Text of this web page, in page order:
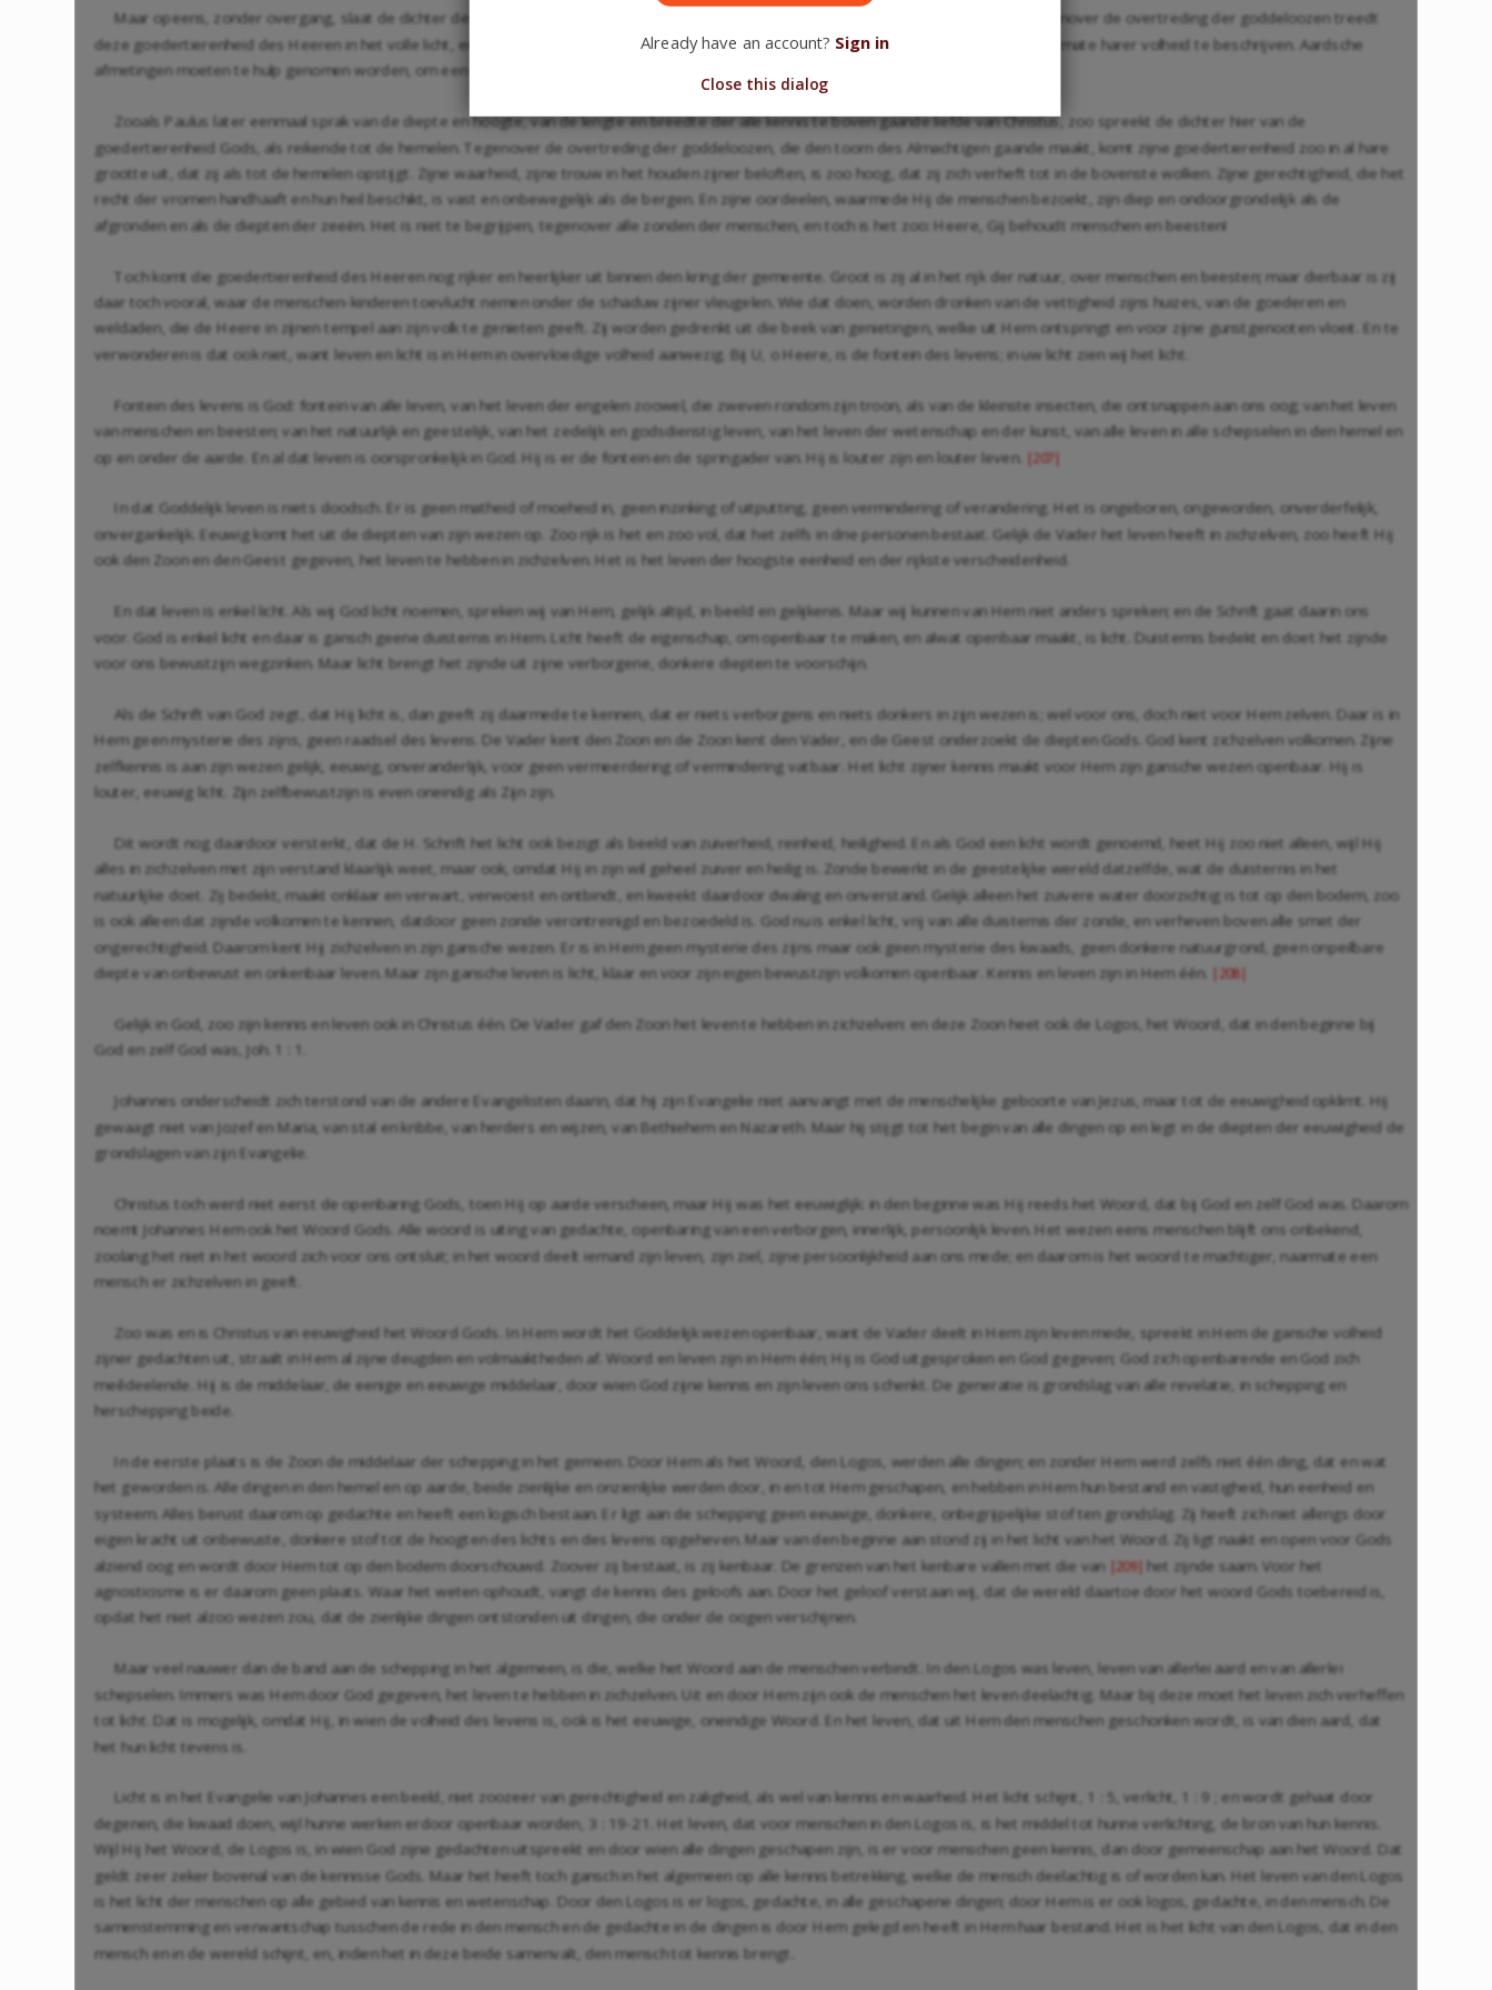
Already have an account? Sign in
Close this dialog
Maar opeens, zonder overgang, slaat de dichter den blik omhoog en roept uit: o Heere, uwe goedertierenheid is tot in de hemelen! Tegenover de overtreding der goddeloozen treedt
deze goedertierenheid des Heeren in het volle licht, en krijgt zij een omvang, welke niet is te meten. Er zijn geen woorden te vinden, om de mate harer volheid te beschrijven. Aardsche
afmetingen moeten te hulp genomen worden, om een indruk van hare alles overtreffende grootheid te geven.
Zooals Paulus later eenmaal sprak van de diepte en hoogte, van de lengte en breedte der alle kennis te boven gaande liefde van Christus, zoo spreekt de dichter hier van de
goedertierenheid Gods, als reikende tot de hemelen. Tegenover de overtreding der goddeloozen, die den toorn des Almachtigen gaande maakt, komt zijne goedertierenheid zoo in al hare
grootte uit, dat zij als tot de hemelen opstijgt. Zijne waarheid, zijne trouw in het houden zijner beloften, is zoo hoog, dat zij zich verheft tot in de bovenste wolken. Zijne gerechtigheid, die het
recht der vromen handhaaft en hun heil beschikt, is vast en onbewegelijk als de bergen. En zijne oordeelen, waarmede Hij de menschen bezoekt, zijn diep en ondoorgrondelijk als de
afgronden en als de diepten der zeeën. Het is niet te begrijpen, tegenover alle zonden der menschen, en toch is het zoo: Heere, Gij behoudt menschen en beesten!
Toch komt die goedertierenheid des Heeren nog rijker en heerlijker uit binnen den kring der gemeente. Groot is zij al in het rijk der natuur, over menschen en beesten; maar dierbaar is zij
daar toch vooral, waar de menschen-kinderen toevlucht nemen onder de schaduw zijner vleugelen. Wie dat doen, worden dronken van de vettigheid zijns huizes, van de goederen en
weldaden, die de Heere in zijnen tempel aan zijn volk te genieten geeft. Zij worden gedrenkt uit die beek van genietingen, welke uit Hem ontspringt en voor zijne gunstgenooten vloeit. En te
verwonderen is dat ook niet, want leven en licht is in Hem in overvloedige volheid aanwezig. Bij U, o Heere, is de fontein des levens; in uw licht zien wij het licht.
Fontein des levens is God: fontein van alle leven, van het leven der engelen zoowel, die zweven rondom zijn troon, als van de kleinste insecten, die ontsnappen aan ons oog; van het leven
van menschen en beesten; van het natuurlijk en geestelijk, van het zedelijk en godsdienstig leven, van het leven der wetenschap en der kunst, van alle leven in alle schepselen in den hemel en
op en onder de aarde. En al dat leven is oorspronkelijk in God. Hij is er de fontein en de springader van. Hij is louter zijn en louter leven.
|207|
In dat Goddelijk leven is niets doodsch. Er is geen matheid of moeheid in, geen inzinking of uitputting, geen vermindering of verandering. Het is ongeboren, ongeworden, onverderfelijk,
onvergankelijk. Eeuwig komt het uit de diepten van zijn wezen op. Zoo rijk is het en zoo vol, dat het zelfs in drie personen bestaat. Gelijk de Vader het leven heeft in zichzelven, zoo heeft Hij
ook den Zoon en den Geest gegeven, het leven te hebben in zichzelven. Het is het leven der hoogste eenheid en der rijkste verscheidenheid.
En dat leven is enkel licht. Als wij God licht noemen, spreken wij van Hem, gelijk altijd, in beeld en gelijkenis. Maar wij kunnen van Hem niet anders spreken; en de Schrift gaat daarin ons
voor. God is enkel licht en daar is gansch geene duisternis in Hem. Licht heeft de eigenschap, om openbaar te maken, en alwat openbaar maakt, is licht. Duisternis bedekt en doet het zijnde
voor ons bewustzijn wegzinken. Maar licht brengt het zijnde uit zijne verborgene, donkere diepten te voorschijn.
Als de Schrift van God zegt, dat Hij licht is, dan geeft zij daarmede te kennen, dat er niets verborgens en niets donkers in zijn wezen is; wel voor ons, doch niet voor Hem zelven. Daar is in
Hem geen mysterie des zijns, geen raadsel des levens. De Vader kent den Zoon en de Zoon kent den Vader, en de Geest onderzoekt de diepten Gods. God kent zichzelven volkomen. Zijne
zelfkennis is aan zijn wezen gelijk, eeuwig, onveranderlijk, voor geen vermeerdering of vermindering vatbaar. Het licht zijner kennis maakt voor Hem zijn gansche wezen openbaar. Hij is
louter, eeuwig licht. Zijn zelfbewustzijn is even oneindig als Zijn zijn.
Dit wordt nog daardoor versterkt, dat de H. Schrift het licht ook bezigt als beeld van zuiverheid, reinheid, heiligheid. En als God een licht wordt genoemd, heet Hij zoo niet alleen, wijl Hij
alles in zichzelven met zijn verstand klaarlijk weet, maar ook, omdat Hij in zijn wil geheel zuiver en heilig is. Zonde bewerkt in de geestelijke wereld datzelfde, wat de duisternis in het
natuurlijke doet. Zij bedekt, maakt onklaar en verwart, verwoest en ontbindt, en kweekt daardoor dwaling en onverstand. Gelijk alleen het zuivere water doorzichtig is tot op den bodem, zoo
is ook alleen dat zijnde volkomen te kennen, datdoor geen zonde verontreinigd en bezoedeld is. God nu is enkel licht, vrij van alle duisternis der zonde, en verheven boven alle smet der
ongerechtigheid. Daarom kent Hij zichzelven in zijn gansche wezen. Er is in Hem geen mysterie des zijns maar ook geen mysterie des kwaads, geen donkere natuurgrond, geen onpeilbare
diepte van onbewust en onkenbaar leven. Maar zijn gansche leven is licht, klaar en voor zijn eigen bewustzijn volkomen openbaar. Kennis en leven zijn in Hem één.
|208|
Gelijk in God, zoo zijn kennis en leven ook in Christus één. De Vader gaf den Zoon het leven te hebben in zichzelven: en deze Zoon heet ook de Logos, het Woord, dat in den beginne bij
God en zelf God was, Joh. 1 : 1.
Johannes onderscheidt zich terstond van de andere Evangelisten daarin, dat hij zijn Evangelie niet aanvangt met de menschelijke geboorte van Jezus, maar tot de eeuwigheid opklimt. Hij
gewaagt niet van Jozef en Maria, van stal en kribbe, van herders en wijzen, van Bethiehem en Nazareth. Maar hij stijgt tot het begin van alle dingen op en legt in de diepten der eeuwigheid de
grondslagen van zijn Evangelie.
Christus toch werd niet eerst de openbaring Gods, toen Hij op aarde verscheen, maar Hij was het eeuwiglijk: in den beginne was Hij reeds het Woord, dat bij God en zelf God was. Daarom
noemt Johannes Hem ook het Woord Gods. Alle woord is uiting van gedachte, openbaring van een verborgen, innerlijk, persoonlijk leven. Het wezen eens menschen blijft ons onbekend,
zoolang het niet in het woord zich voor ons ontsluit; in het woord deelt iemand zijn leven, zijn ziel, zijne persoonlijkheid aan ons mede; en daarom is het woord te machtiger, naarmate een
mensch er zichzelven in geeft.
Zoo was en is Christus van eeuwigheid het Woord Gods. In Hem wordt het Goddelijk wezen openbaar, want de Vader deelt in Hem zijn leven mede, spreekt in Hem de gansche volheid
zijner gedachten uit, straalt in Hem al zijne deugden en volmaaktheden af. Woord en leven zijn in Hem één; Hij is God uitgesproken en God gegeven; God zich openbarende en God zich
meêdeelende. Hij is de middelaar, de eenige en eeuwige middelaar, door wien God zijne kennis en zijn leven ons schenkt. De generatie is grondslag van alle revelatie, in schepping en
herschepping beide.
In de eerste plaats is de Zoon de middelaar der schepping in het gemeen. Door Hem als het Woord, den Logos, werden alle dingen; en zonder Hem werd zelfs niet één ding, dat en wat
het geworden is. Alle dingen in den hemel en op aarde, beide zienlijke en onzienlijke werden door, in en tot Hem geschapen, en hebben in Hem hun bestand en vastigheid, hun eenheid en
systeem. Alles berust daarom op gedachte en heeft een logisch bestaan. Er ligt aan de schepping geen eeuwige, donkere, onbegrijpelijke stof ten grondslag. Zij heeft zich niet allengs door
eigen kracht uit onbewuste, donkere stof tot de hoogten des lichts en des levens opgeheven. Maar van den beginne aan stond zij in het licht van het Woord. Zij ligt naakt en open voor Gods
alziend oog en wordt door Hem tot op den bodem doorschouwd. Zoover zij bestaat, is zij kenbaar. De grenzen van het kenbare vallen met die van
|209| het zijnde saam. Voor het
agnosticisme is er daarom geen plaats. Waar het weten ophoudt, vangt de kennis des geloofs aan. Door het geloof verstaan wij, dat de wereld daartoe door het woord Gods toebereid is,
opdat het niet alzoo wezen zou, dat de zienlijke dingen ontstonden uit dingen, die onder de oogen verschijnen.
Maar veel nauwer dan de band aan de schepping in het algemeen, is die, welke het Woord aan de menschen verbindt. In den Logos was leven, leven van allerlei aard en van allerlei
schepselen. Immers was Hem door God gegeven, het leven te hebben in zichzelven. Uit en door Hem zijn ook de menschen het leven deelachtig. Maar bij deze moet het leven zich verheffen
tot licht. Dat is mogelijk, omdat Hij, in wien de volheid des levens is, ook is het eeuwige, oneindige Woord. En het leven, dat uit Hem den menschen geschonken wordt, is van dien aard, dat
het hun licht tevens is.
Licht is in het Evangelie van Johannes een beeld, niet zoozeer van gerechtigheid en zaligheid, als wel van kennis en waarheid. Het licht schijnt, 1 : 5, verlicht, 1 : 9 ; en wordt gehaat door
degenen, die kwaad doen, wijl hunne werken erdoor openbaar worden, 3 : 19-21. Het leven, dat voor menschen in den Logos is, is het middel tot hunne verlichting, de bron van hun kennis.
Wijl Hij het Woord, de Logos is, in wien God zijne gedachten uitspreekt en door wien alle dingen geschapen zijn, is er voor menschen geen kennis, dan door gemeenschap aan het Woord. Dat
geldt zeer zeker bovenal van de kennisse Gods. Maar het heeft toch gansch in het algemeen op alle kennis betrekking, welke de mensch deelachtig is of worden kan. Het leven van den Logos
is het licht der menschen op alle gebied van kennis en wetenschap. Door den Logos is er logos, gedachte, in alle geschapene dingen; door Hem is er ook logos, gedachte, in den mensch. De
samenstemming en verwantschap tusschen de rede in den mensch en de gedachte in de dingen is door Hem gelegd en heeft in Hem haar bestand. Het is het licht van den Logos, dat in den
mensch en in de wereld schijnt, en, indien het in deze beide samenvalt, den mensch tot kennis brengt.